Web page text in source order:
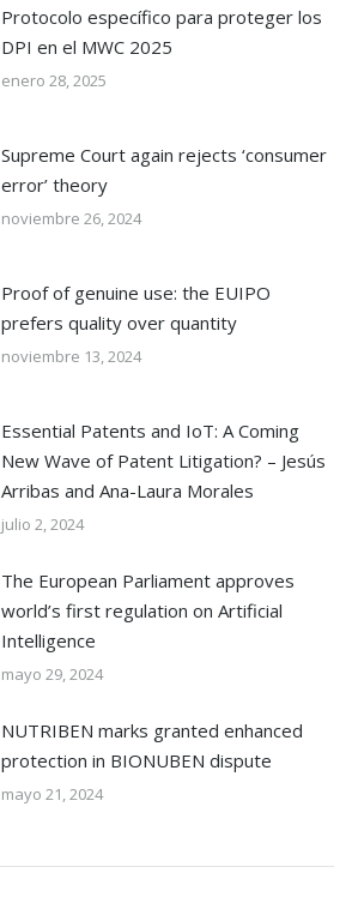
Protocolo específico para proteger los
DPI en el MWC 2025
enero 28, 2025
Supreme Court again rejects ‘consumer
error’ theory
noviembre 26, 2024
Proof of genuine use: the EUIPO
prefers quality over quantity
noviembre 13, 2024
Essential Patents and IoT: A Coming
New Wave of Patent Litigation? – Jesús
Arribas and Ana-Laura Morales
julio 2, 2024
The European Parliament approves
world’s first regulation on Artificial
Intelligence
mayo 29, 2024
NUTRIBEN marks granted enhanced
protection in BIONUBEN dispute
mayo 21, 2024